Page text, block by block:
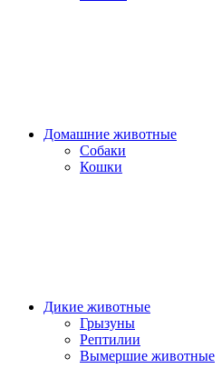
Домашние животные
Собаки
Кошки
Дикие животные
Грызуны
Рептилии
Вымершие животные